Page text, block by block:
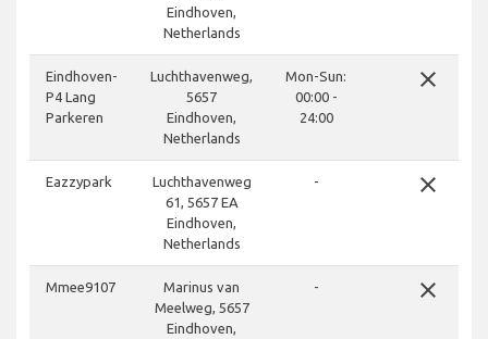
Eindhoven,
Netherlands
Eindhoven-
P4 Lang
Parkeren
Luchthavenweg,
5657
Eindhoven,
Netherlands
Mon-Sun:
00:00 -
24:00
close
Eazzypark
Luchthavenweg
61, 5657 EA
Eindhoven,
Netherlands
- close
Mmee9107
Marinus van
Meelweg, 5657
Eindhoven,
- close